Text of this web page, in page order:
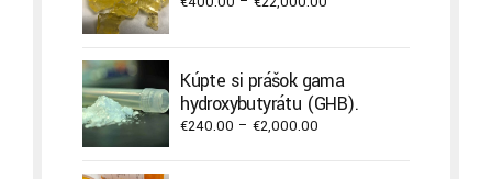
€22,000.00
Kúpte si prášok gama
hydroxybutyrátu (GHB).
€240.00 – €2,000.00